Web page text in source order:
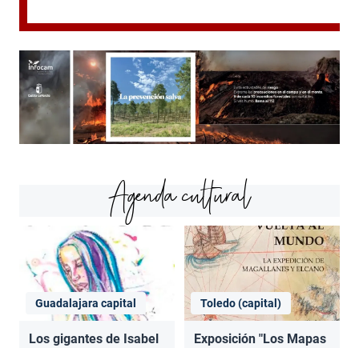
Agenda cultural
Guadalajara capital
Los gigantes de Isabel
Toledo (capital)
Exposición "Los Mapas